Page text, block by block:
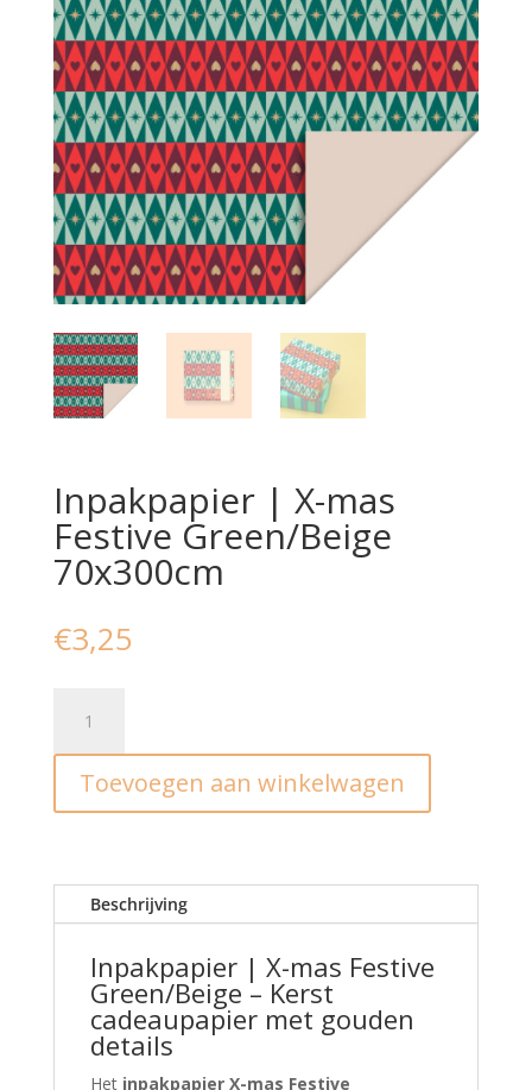
Inpakpapier | X-mas
Festive Green/Beige
70x300cm
€3,25
X-
mas
Festive
aantal
Toevoegen aan winkelwagen
Beschrijving
Inpakpapier | X-mas Festive
Green/Beige – Kerst
cadeaupapier met gouden
details
Het inpakpapier X-mas Festive